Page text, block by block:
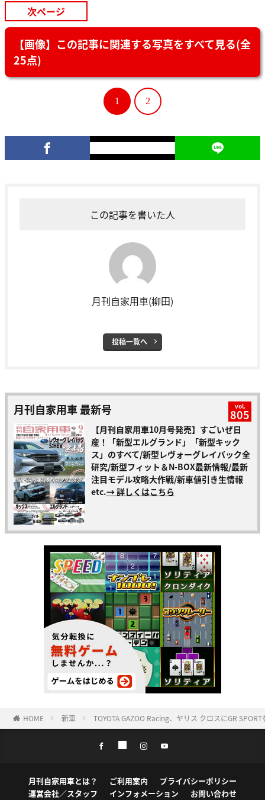
次ページ
【画像】この記事に関連する写真をすべて見る(全
25点)
1 2
この記事を書いた人
月刊自家用車(柳田)
投稿一覧へ
月刊自家用車 最新号 vol.
805
【月刊自家用車10月号発売】すごいぜ日
産！「新型エルグランド」「新型キック
ス」のすべて/新型レヴォーグレイバック全
研究/新型フィット＆N-BOX最新情報/最新
注目モデル攻略大作戦/新車値引き生情報
etc.→ 詳しくはこちら
HOME 新車 TOYOTA GAZOO Racing、ヤリス クロスにGR SPORT
月刊自家用車とは？ ご利用案内
プライバシーポリシー
運営会社／スタッフ
インフォメーション お問い合わせ